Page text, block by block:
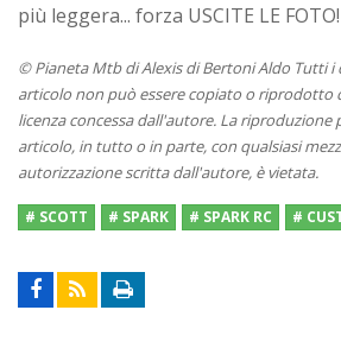
più leggera... forza USCITE LE FOTO!
© Pianeta Mtb di Alexis di Bertoni Aldo Tutti
articolo non può essere copiato o riprodotto
licenza concessa dall'autore. La riproduzione
articolo, in tutto o in parte, con qualsiasi
autorizzazione scritta dall'autore, è vietata.
# SCOTT # SPARK # SPARK RC #